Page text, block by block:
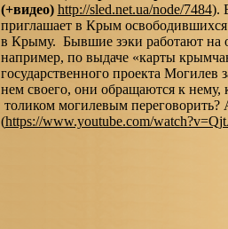
(+видео) http://sled.net.ua/node/7484).
приглашает в Крым освободившихся
в Крыму. Бывшие зэки работают на
например, по выдаче «карты
государственного проекта Могилев
нем своего, они обращаются к
толиком могилевым
(https://www.youtube.com/